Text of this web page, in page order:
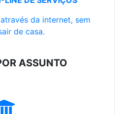
da internet, sem
de casa.
ASSUNTO